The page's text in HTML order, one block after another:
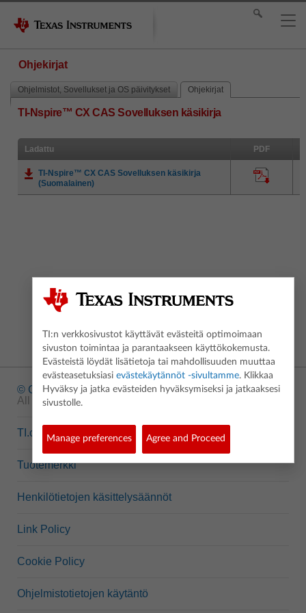
Ohjekirjat
Ohjelmistot, Sovellukset ja OS päivitykset Ohjekirjat
TI-Nspire™ CX CAS Sovelluksen käsikirja
Ladattu PDF
TI-Nspire™ CX CAS Sovelluksen käsikirja
(Suomalainen)
© Copyright1995-2026 Texas Instruments Incorporated.
All rights reserved.
TI.com
Tuotemerkki
Henkilötietojen käsittelysäännöt
Link Policy
Cookie Policy
Ohjelmistotietojen käytäntö
TI:n verkkosivustot käyttävät evästeitä optimoimaan
sivuston toimintaa ja parantaakseen käyttökokemusta.
Evästeistä löydät lisätietoja tai mahdollisuuden muuttaa
evästeasetuksiasi evästekäytännöt -sivultamme. Klikkaa
Hyväksy ja jatka evästeiden hyväksymiseksi ja jatkaaksesi
sivustolle.
Manage preferences Agree and Proceed